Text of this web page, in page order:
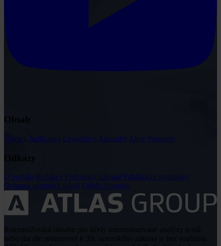
Články Judikatura Legislativa Aktuality Akce Podcasty
O portálu Redakce Podmínky užívání Publikační podmínky
Ochrana osobních údajů Odběr časopisu